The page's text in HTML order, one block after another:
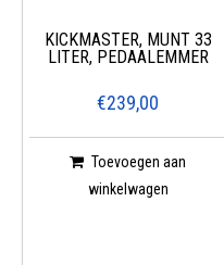
KICKMASTER, MUNT 33
LITER, PEDAALEMMER
€239,00
Toevoegen aan
winkelwagen